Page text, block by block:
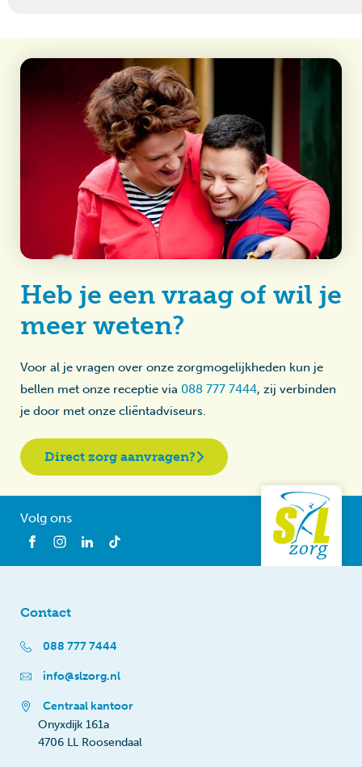
Heb je een vraag of wil je
meer weten?
Voor al je vragen over onze zorgmogelijkheden kun je
bellen met onze receptie via 088 777 7444, zij verbinden
je door met onze cliëntadviseurs.
Direct zorg aanvragen?
Volg ons
Contact
088 777 7444
info@slzorg.nl
Centraal kantoor
Onyxdijk 161a
4706 LL Roosendaal